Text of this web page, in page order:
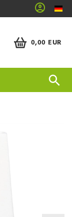
0,00 EUR